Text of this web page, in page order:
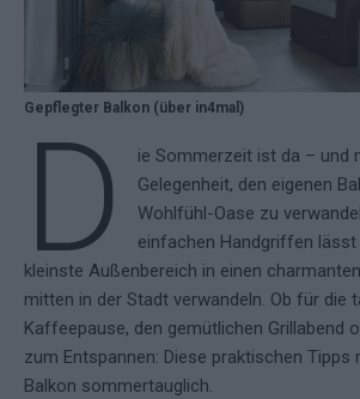
Gepflegter Balkon (über in4mal)
D
ie Sommerzeit ist da – und
Gelegenheit, den eigenen
Wohlfühl-Oase zu
einfachen Handgriffen
kleinste Außenbereich in einen
mitten in der Stadt verwandeln. Ob für die
Kaffeepause, den gemütlichen Grillabend
zum Entspannen: Diese praktischen Tipps
Balkon sommertauglich.